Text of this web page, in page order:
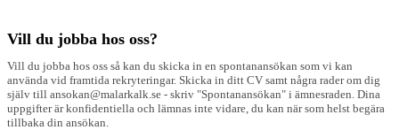
Vill du jobba hos oss?
Vill du jobba hos oss så kan du skicka in en spontanansökan som vi kan
använda vid framtida rekryteringar. Skicka in ditt CV samt några rader om dig
själv till ansokan@malarkalk.se - skriv "Spontanansökan" i ämnesraden. Dina
uppgifter är konfidentiella och lämnas inte vidare, du kan när som helst begära
tillbaka din ansökan.